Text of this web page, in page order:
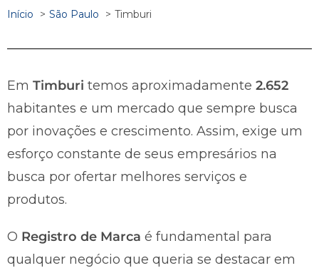
Início São Paulo Timburi
Em Timburi temos aproximadamente 2.652
habitantes e um mercado que sempre busca
por inovações e crescimento. Assim, exige um
esforço constante de seus empresários na
busca por ofertar melhores serviços e
produtos.
O Registro de Marca é fundamental para
qualquer negócio que queria se destacar em